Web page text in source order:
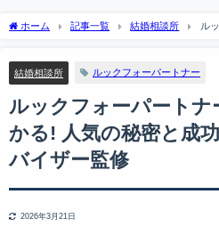
ホーム 記事一覧 結婚相談所
ル
結婚相談所 ルックフォーパートナー
ルックフォーパート
かる! 人気の秘密と成
バイザー監修
2026年3月21日